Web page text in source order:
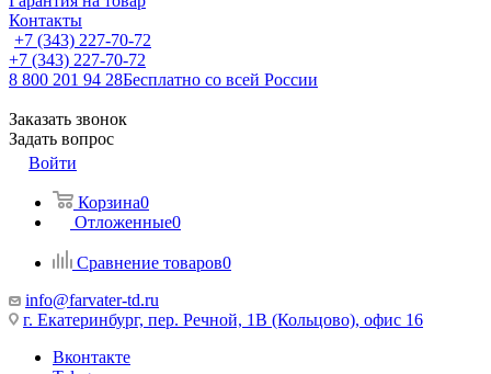
Контакты
+7 (343) 227-70-72
+7 (343) 227-70-72
8 800 201 94 28Бесплатно со всей России
Заказать звонок
Задать вопрос
Войти
Корзина0
Отложенные0
Сравнение товаров0
info@farvater-td.ru
г. Екатеринбург, пер. Речной, 1В (Кольцово), офис 16
Вконтакте